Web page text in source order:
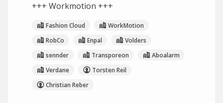
+++ Workmotion +++
Fashion Cloud
WorkMotion
RobCo
Enpal
Volders
sennder
Transporeon
Aboalarm
Verdane
Torsten Reil
Christian Reber